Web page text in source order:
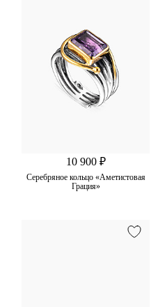
10 900 ₽
Серебряное кольцо «Аметистовая
Грация»